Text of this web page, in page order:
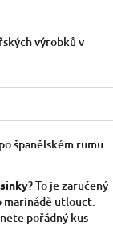
výrobků v
španělském rumu.
? To je zaručený
marinádě utlouct.
pořádný kus